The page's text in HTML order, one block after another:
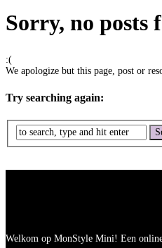
Sorry, no posts
:(
We apologize but this page, post or
Try searching again:
Welkom op MonStyle Mini! Een